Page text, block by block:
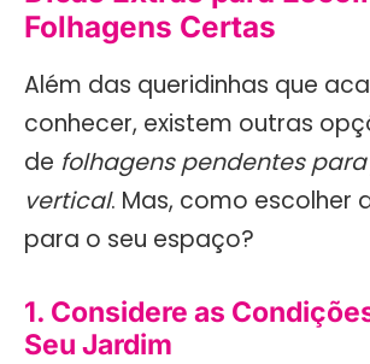
Folhagens Certas
Além das queridinhas que
conhecer, existem outras
de folhagens pendentes
vertical. Mas, como escolher
para o seu espaço?
1. Considere as
Seu Jardim